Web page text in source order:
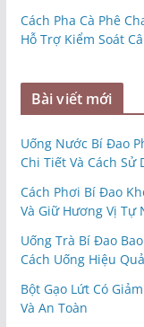
Cách Pha Cà Phê
Hỗ Trợ Kiểm Soát
Bài viết mới
Uống Nước Bí Đao
Chi Tiết Và Cách Sử
Cách Phơi Bí Đao
Và Giữ Hương Vị Tự
Uống Trà Bí Đao
Cách Uống Hiệu Quả
Bột Gạo Lứt Có
Và An Toàn